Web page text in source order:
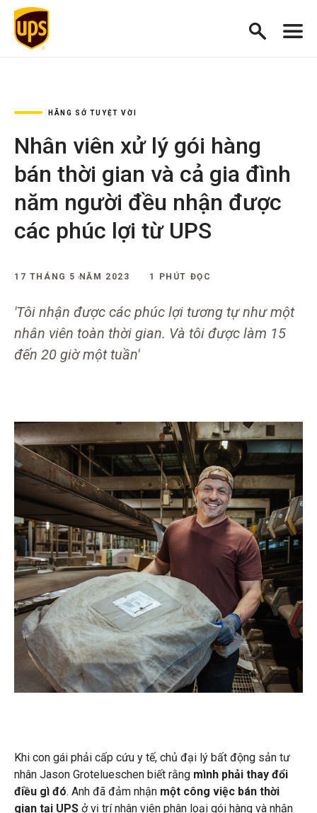
HÃNG SỞ TUYỆT VỜI
Nhân viên xử lý gói hàng
bán thời gian và cả gia đình
năm người đều nhận được
các phúc lợi từ UPS
17 THÁNG 5 NĂM 2023 1 PHÚT ĐỌC
'Tôi nhận được các phúc lợi tương tự như một
nhân viên toàn thời gian. Và tôi được làm 15
đến 20 giờ một tuần'
Khi con gái phải cấp cứu y tế, chủ đại lý bất động sản tư
nhân Jason Grotelueschen biết rằng mình phải thay đổi
điều gì đó. Anh đã đảm nhận một công việc bán thời
gian tại UPS ở vị trí nhân viên phân loại gói hàng và nhận